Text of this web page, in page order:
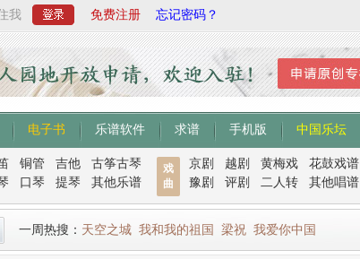
我 免费注册 忘记密码？
电子书 乐谱软件 求谱 手机版 中国乐坛
铜管 吉他
古筝古琴
口琴 提琴 其他乐谱
戏
曲
京剧 越剧 黄梅戏
花鼓戏谱
豫剧
评剧 二人转 其他唱谱
一周热搜： 天空之城 我和我的祖国 梁祝 我爱你中国